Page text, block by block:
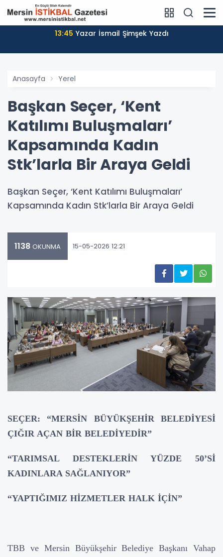
13:45 Yazar İsmail Şimşek Yazdı
Anasayfa Yerel
Başkan Seçer, ‘Kent
Katılımı Buluşmaları’
Kapsamında Kadın
Stk’larla Bir Araya Geldi
Başkan Seçer, ‘Kent Katılımı Buluşmaları’
Kapsamında Kadın Stk’larla Bir Araya Geldi
1138 OKUNMA 15-05-2026 12:21
SEÇER: “MERSİN BÜYÜKŞEHİR BELEDİYESİ
ÇIĞIR AÇAN BİR BELEDİYEDİR”
“TARIMSAL DESTEKLERİN YÜZDE 50’Sİ
KADINLARA SAĞLANIYOR”
“YAPTIĞIMIZ HİZMETLER HALK İÇİN”
TBB ve Mersin Büyükşehir Belediye Başkanı Vahap